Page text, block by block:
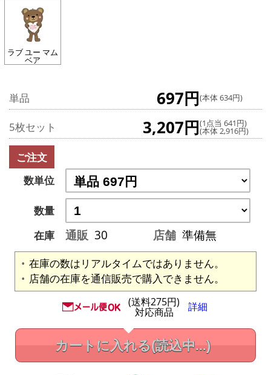
ラブ ユー マム
ベア
単品 697円(本体 634円)
5枚セット 3,207円(1点当 641円)
(本体 2,916円)
ご注文
数単位
数量
在庫
通販 30 店舗 準備無
在庫の数はリアルタイムではありません。
店舗の在庫を通信販売で購入できません。
(送料275円)
対応商品 詳細
カートに入れる(読込中...)